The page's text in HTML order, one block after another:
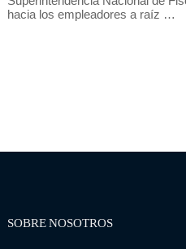
hacia los empleadores a raíz …
SOBRE NOSOTROS